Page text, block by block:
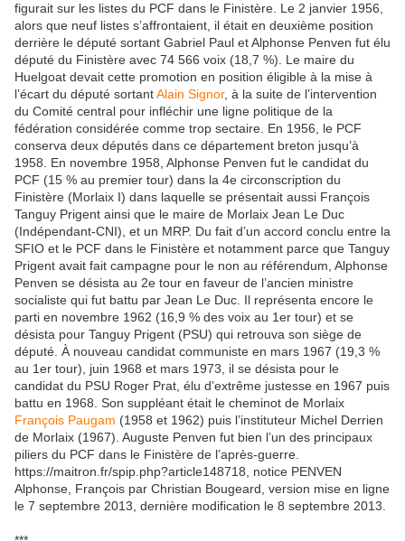
figurait sur les listes du PCF dans le Finistère. Le 2 janvier 1956,
alors que neuf listes s’affrontaient, il était en deuxième position
derrière le député sortant Gabriel Paul et Alphonse Penven fut élu
député du Finistère avec 74 566 voix (18,7 %). Le maire du
Huelgoat devait cette promotion en position éligible à la mise à
l’écart du député sortantAlain Signor, à la suite de l’intervention
du Comité central pour infléchir une ligne politique de la
fédération considérée comme trop sectaire. En 1956, le PCF
conserva deux députés dans ce département breton jusqu’à
1958. En novembre 1958, Alphonse Penven fut le candidat du
PCF (15 % au premier tour) dans la 4e circonscription du
Finistère (Morlaix I) dans laquelle se présentait aussi François
Tanguy Prigent ainsi que le maire de Morlaix Jean Le Duc
(Indépendant-CNI), et un MRP. Du fait d’un accord conclu entre la
SFIO et le PCF dans le Finistère et notamment parce que Tanguy
Prigent avait fait campagne pour le non au référendum, Alphonse
Penven se désista au 2e tour en faveur de l’ancien ministre
socialiste qui fut battu par Jean Le Duc. Il représenta encore le
parti en novembre 1962 (16,9 % des voix au 1er tour) et se
désista pour Tanguy Prigent (PSU) qui retrouva son siège de
député. À nouveau candidat communiste en mars 1967 (19,3 %
au 1er tour), juin 1968 et mars 1973, il se désista pour le
candidat du PSU Roger Prat, élu d’extrême justesse en 1967 puis
battu en 1968. Son suppléant était le cheminot de Morlaix
François Paugam (1958 et 1962) puis l’instituteur Michel Derrien
de Morlaix (1967). Auguste Penven fut bien l’un des principaux
piliers du PCF dans le Finistère de l’après-guerre.
https://maitron.fr/spip.php?article148718, notice PENVEN
Alphonse, François par Christian Bougeard, version mise en ligne
le 7 septembre 2013, dernière modification le 8 septembre 2013.